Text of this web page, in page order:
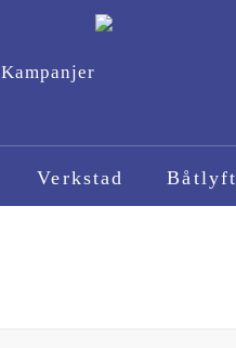
Kampanjer
Verkstad Båtlyft